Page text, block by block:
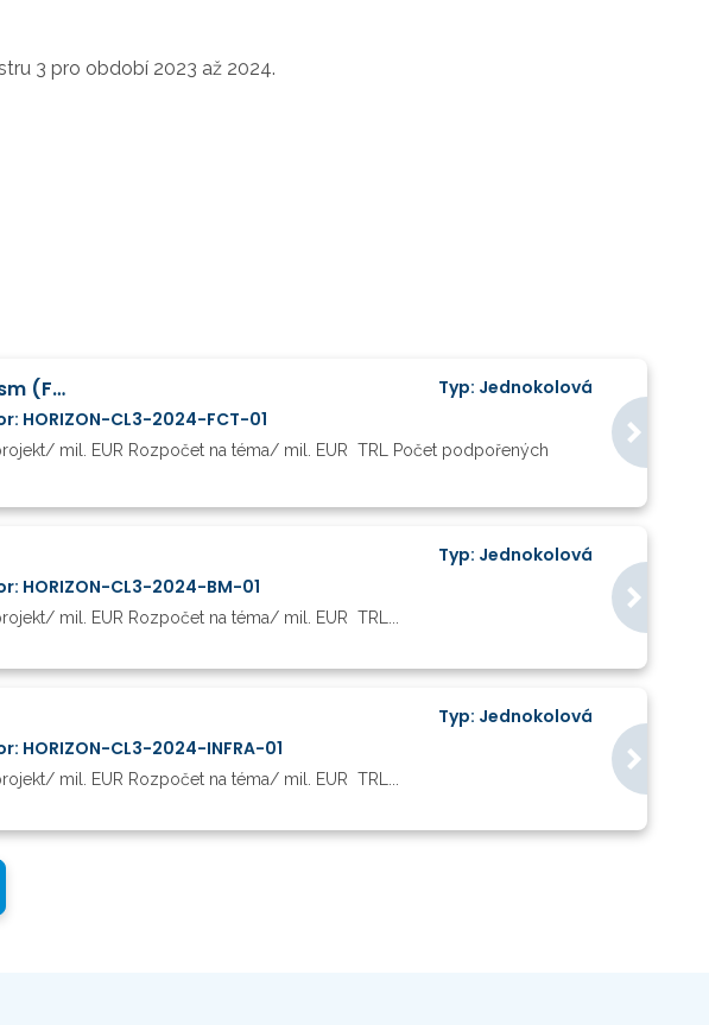
3 pro období 2023 až 2024.
Better protect the EU and its citizens against Crime and Terrorism (FCT)
Typ: Jednokolová
HORIZON-CL3-2024-FCT-01
mil. EUR Rozpočet na téma/ mil. EUR TRL Počet podpořených
Typ: Jednokolová
HORIZON-CL3-2024-BM-01
mil. EUR Rozpočet na téma/ mil. EUR TRL...
Typ: Jednokolová
HORIZON-CL3-2024-INFRA-01
mil. EUR Rozpočet na téma/ mil. EUR TRL...